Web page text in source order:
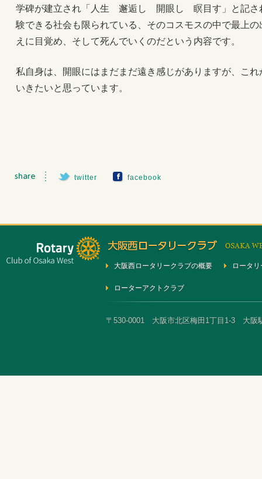
学碑が建立され「人生 邂逅し 開眼し 瞑目す」と記さ
験できる社会も限られている、そのコスモスの中で最上
えに目覚め、そして死んでいくのだという内容です。
私自身は、開眼にはまだまだ遠き感じがありますが、こ
いきたいと思っています。
twitter facebook
大阪西ロータリークラブの概要 ロータ
ローターアクトクラブ
〒530-0001 大阪市北区梅田1丁目1-3 大阪